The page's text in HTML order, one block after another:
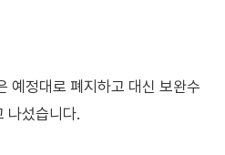
예정대로 폐지하고 대신 보완수
나섰습니다.